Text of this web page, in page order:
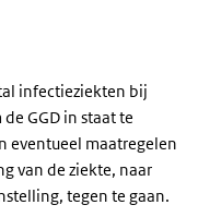
infectieziekten bij
GGD in staat te
eventueel maatregelen
van de ziekte, naar
tegen te gaan.